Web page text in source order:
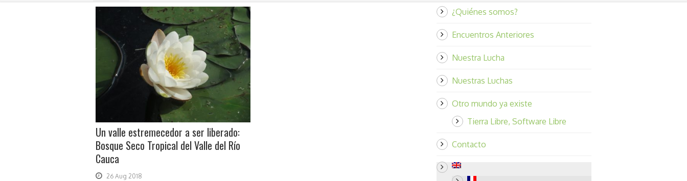
Un valle estremecedor a ser liberado:
Bosque Seco Tropical del Valle del Río
Cauca
26 Aug 2018
¿Quiénes somos?
Encuentros Anteriores
Nuestra Lucha
Nuestras Luchas
Otro mundo ya existe
Tierra Libre, Software Libre
Contacto